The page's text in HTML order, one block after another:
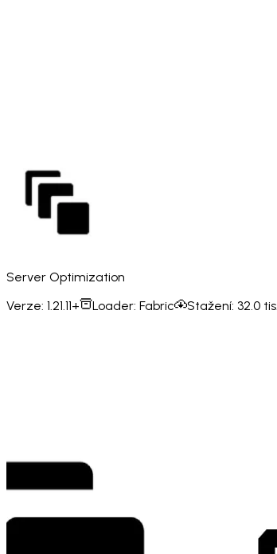
Server Optimization
Verze: 1.21.11+ Loader: Fabric Stažení: 32.0 tis.